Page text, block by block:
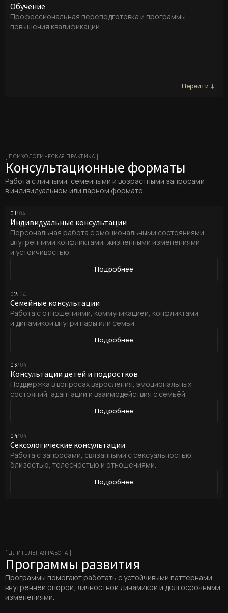
Обучение
Профессиональная переподготовка и программы
повышения квалификации.
[ ПСИХОЛОГИЧЕСКАЯ ПРАКТИКА ]
Консультационные форматы
Работа с личными, семейными и возрастными запросами
в индивидуальном или парном формате.
01/04
Индивидуальные консультации
Персональная работа с эмоциональными состояниями,
внутренними конфликтами, жизненными изменениями
и устойчивостью.
Подробнее
02/04
Семейные консультации
Работа с отношениями, коммуникацией, конфликтами
и динамикой внутри пары или семьи.
Подробнее
03/04
Консультации детей и подростков
Поддержка в вопросах взросления, эмоциональных
состояний, адаптации и взаимодействия с семьёй.
Подробнее
04/04
Сексологические консультации
Работа с запросами, связанными с сексуальностью,
близостью, телесностью и отношениями.
Подробнее
[ ДЛИТЕЛЬНАЯ РАБОТА ]
Программы развития
Программы помогают работать с устойчивыми паттернами,
внутренней опорой, личностной динамикой и долгосрочными
изменениями.